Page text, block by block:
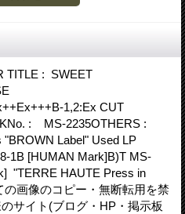
TITLE : SWEET
1,2:Ex CUT
: MS-2235OTHERS :
Label" Used LP
1B [HUMAN Mark]B)T MS-
"TERRE HAUTE Press in
画像のコピー・無断転用を禁
サイト(ブログ・HP・掲示板